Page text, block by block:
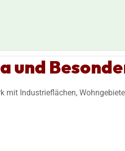
und
Industrieflächen,